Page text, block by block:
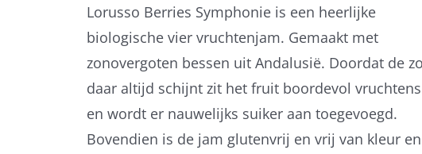
Lorusso Berries Symphonie is een heerlijke
biologische vier vruchtenjam. Gemaakt met
zonovergoten bessen uit Andalusië. Doordat de
daar altijd schijnt zit het fruit boordevol
en wordt er nauwelijks suiker aan toegevoegd.
Bovendien is de jam glutenvrij en vrij van kleur en